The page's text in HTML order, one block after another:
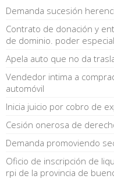
Demanda sucesión
Contrato de donación y
de dominio. poder
Apela auto que no da
Vendedor intima a
automóvil
Inicia juicio por cobro de
Cesión onerosa de
Demanda promoviendo
Oficio de inscripción de
rpi de la provincia de